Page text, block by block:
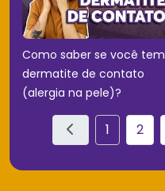
Como saber se você tem
dermatite de contato
(alergia na pele)?
1 2